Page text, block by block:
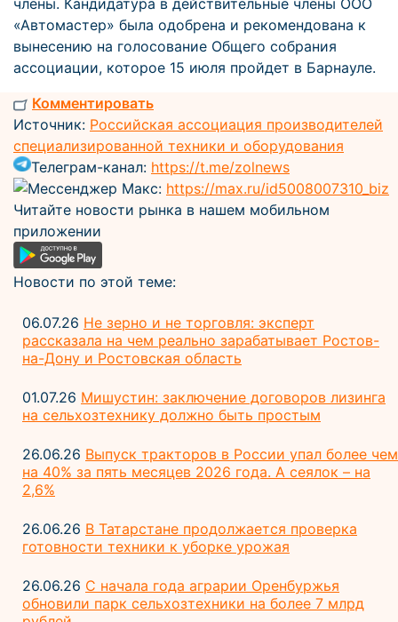
члены. Кандидатура в действительные члены ООО
«Автомастер» была одобрена и рекомендована к
вынесению на голосование Общего собрания
ассоциации, которое 15 июля пройдет в Барнауле.
Комментировать
Источник: Российская ассоциация производителей
специализированной техники и оборудования
Телеграм-канал: https://t.me/zolnews
Мессенджер Макс: https://max.ru/id5008007310_biz
Читайте новости рынка в нашем мобильном
приложении
Новости по этой теме:
06.07.26 Не зерно и не торговля: эксперт
рассказала на чем реально зарабатывает Ростов-
на-Дону и Ростовская область
01.07.26 Мишустин: заключение договоров лизинга
на сельхозтехнику должно быть простым
26.06.26 Выпуск тракторов в России упал более чем
на 40% за пять месяцев 2026 года. А сеялок – на
2,6%
26.06.26 В Татарстане продолжается проверка
готовности техники к уборке урожая
26.06.26 С начала года аграрии Оренбуржья
обновили парк сельхозтехники на более 7 млрд